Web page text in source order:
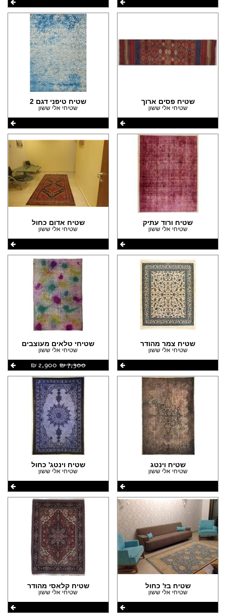
שטיח פסים ארוך
שטיחי אלי ששון
שטיח טיפני דגם 2
שטיחי אלי ששון
שטיח ורוד עתיק
שטיחי אלי ששון
שטיח אדום כחול
שטיחי אלי ששון
שטיח צמר מהודר
שטיחי אלי ששון
שטיחי טלאים מעוצבים
שטיחי אלי ששון
7,300 ‏₪
2,900 ‏₪
שטיח וינטג
שטיחי אלי ששון
שטיח וינטג' כחול
שטיחי אלי ששון
שטיח בז' כחול
שטיחי אלי ששון
שטיח קלאסי מהודר
שטיחי אלי ששון